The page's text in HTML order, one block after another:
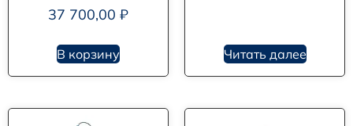
37 700,00 ₽
В корзину Читать далее